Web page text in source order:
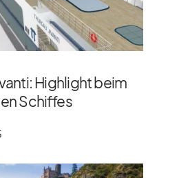
Highlight beim
Schiffes